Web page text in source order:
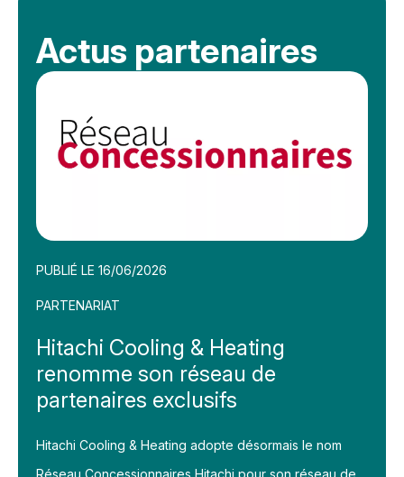
Actus partenaires
PUBLIÉ LE 16/06/2026
PARTENARIAT
Hitachi Cooling & Heating
renomme son réseau de
partenaires exclusifs
Hitachi Cooling & Heating adopte désormais le nom
Réseau Concessionnaires Hitachi pour son réseau de